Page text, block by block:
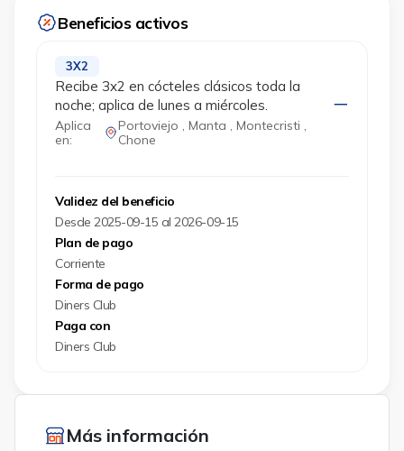
Beneficios activos
3X2
Recibe 3x2 en cócteles clásicos toda la
noche; aplica de lunes a miércoles.
Aplica
en:
Portoviejo , Manta , Montecristi ,
Chone
Validez del beneficio
Desde 2025-09-15 al 2026-09-15
Plan de pago
Corriente
Forma de pago
Diners Club
Paga con
Diners Club
Más información